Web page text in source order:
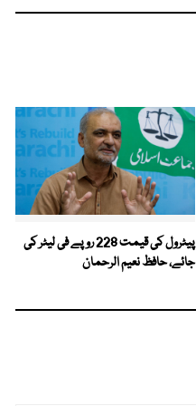
پیٹرول کی قیمت 228 روپے فی لیٹر کی
جائے، حافظ نعیم الرحمان